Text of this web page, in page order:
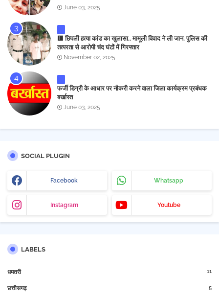
June 03, 2025
🟥 छिपली हत्या कांड का खुलासा.. मामूली विवाद ने ली जान, पुलिस की
तत्परता से आरोपी चंद घंटों में गिरफ्तार
November 02, 2025
फर्जी डिग्री के आधार पर नौकरी करने वाला जिला कार्यक्रम प्रबंधक
बर्खास्त
June 03, 2025
SOCIAL PLUGIN
Facebook Whatsapp
Instagram Youtube
LABELS
धमतरी 11
छत्तीसगढ़ 5